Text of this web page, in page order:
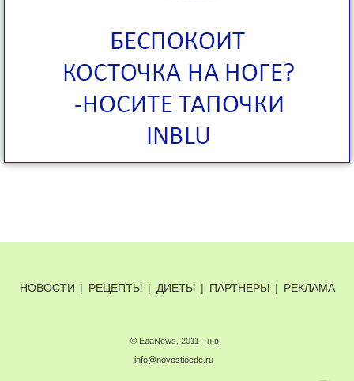
НОВОСТИ | РЕЦЕПТЫ | ДИЕТЫ | ПАРТНЕРЫ | РЕКЛАМА
© ЕдаNews, 2011 - н.в.
info@novostioede.ru